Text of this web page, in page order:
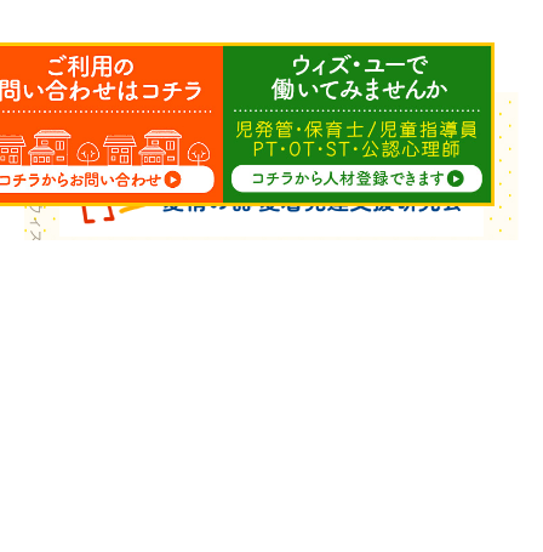
Copyright © ウィズ・ユー All Rights Reserved.